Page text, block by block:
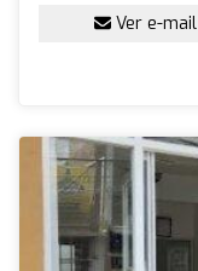
Ver e-mail